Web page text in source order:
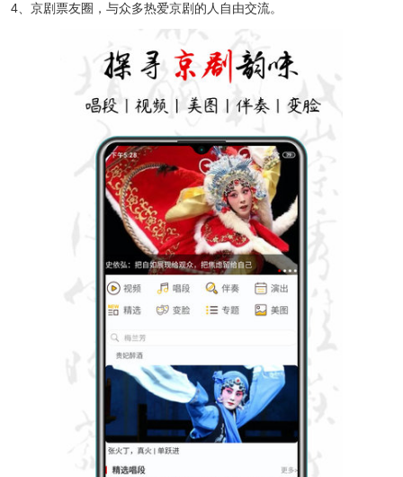
4、京剧票友圈，与众多热爱京剧的人自由交流。